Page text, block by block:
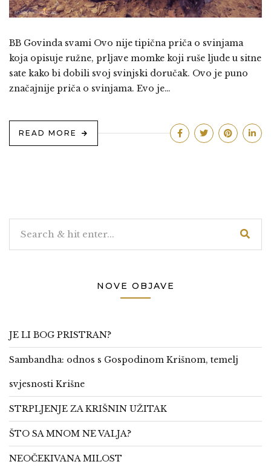
BB Govinda svami Ovo nije tipična priča o svinjama
koja opisuje ružne, prljave momke koji ruše ljude u sitne
sate kako bi dobili svoj svinjski doručak. Ovo je puno
značajnije priča o svinjama. Evo je…
READ MORE
NOVE OBJAVE
JE LI BOG PRISTRAN?
Sambandha: odnos s Gospodinom Krišnom, temelj
svjesnosti Krišne
STRPLJENJE ZA KRIŠNIN UŽITAK
ŠTO SA MNOM NE VALJA?
NEOČEKIVANA MILOST